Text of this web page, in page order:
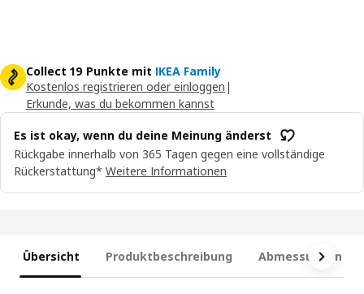
Collect 19 Punkte mit IKEA Family
Kostenlos registrieren oder einloggen |
Erkunde, was du bekommen kannst
Es ist okay, wenn du deine Meinung änderst
Rückgabe innerhalb von 365 Tagen gegen eine vollständige
Rückerstattung* Weitere Informationen
Übersicht Produktbeschreibung Abmessungen